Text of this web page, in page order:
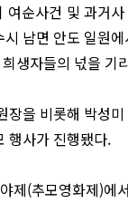
여순사건 및 과거
남면 안도 일원
생자들의 넋을
장을 비롯해 박성
행사가 진행됐다.
제(추모영화제)